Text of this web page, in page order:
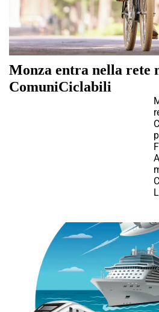
Monza entra nella rete
ComuniCiclabili